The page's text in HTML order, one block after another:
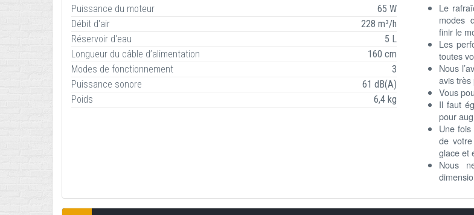
Puissance du moteur
65 W
Débit d'air
228 m³/h
Réservoir d'eau
5 L
Longueur du câble d’alimentation
160 cm
Modes de fonctionnement
3
Puissance sonore
61 dB(A)
Poids
6,4 kg
Le
modes
finir le
Les
toutes
Nous
avis très
Vous
Il faut
pour
Une fois
de
glace et
Nous